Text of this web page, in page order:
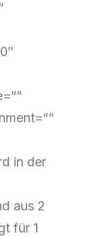
in der
aus 2
für 1